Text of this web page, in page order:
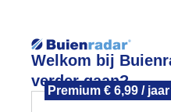
Welkom bij
verder gaan?
Premium € 6,99 / jaar